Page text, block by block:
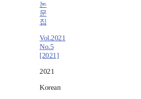
논
문
집
Vol.2021
No.5
[2021]
2021
Korean